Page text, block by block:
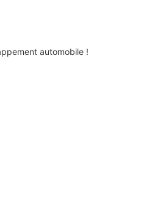
automobile !